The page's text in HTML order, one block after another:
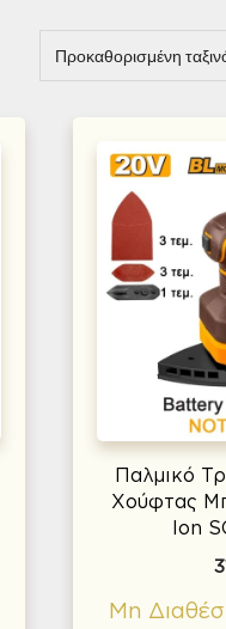
Παλμικό
Χούφτας
Ion
Μη